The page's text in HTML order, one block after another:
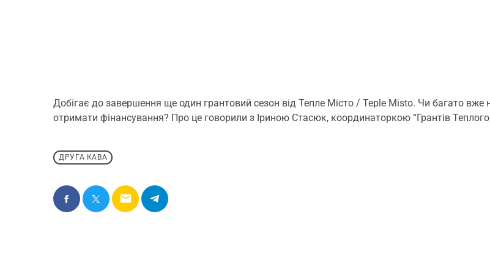
Добігає до завершення ще один грантовий сезон від Тепле Місто / Teple Misto. Чи багато
отримати фінансування? Про це говорили з Іриною Стасюк, координаторкою “Грантів Теплого
ДРУГА КАВА
email